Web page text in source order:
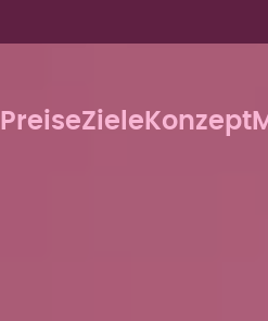
PreiseZiele Konzept